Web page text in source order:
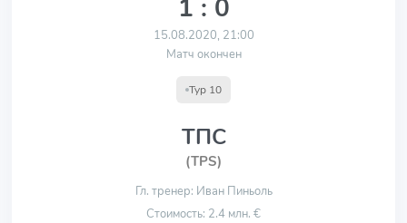
1 : 0
15.08.2020, 21:00
Матч окончен
Тур 10
ТПС
(TPS)
Гл. тренер: Иван Пиньоль
Стоимость: 2.4 млн. €